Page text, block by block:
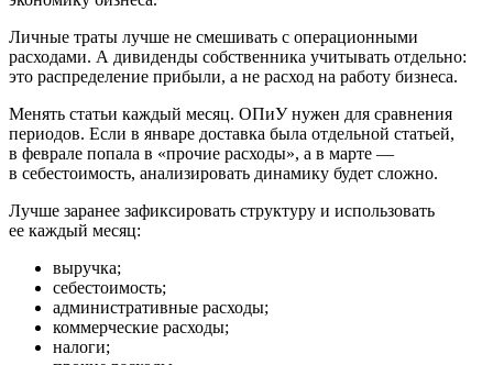
Личные траты лучше не смешивать с операционными
расходами. А дивиденды собственника учитывать отдельно:
это распределение прибыли, а не расход на работу бизнеса.
Менять статьи каждый месяц. ОПиУ нужен для сравнения
периодов. Если в январе доставка была отдельной статьей,
в феврале попала в «прочие расходы», а в марте —
в себестоимость, анализировать динамику будет сложно.
Лучше заранее зафиксировать структуру и использовать
ее каждый месяц:
выручка;
себестоимость;
административные расходы;
коммерческие расходы;
налоги;